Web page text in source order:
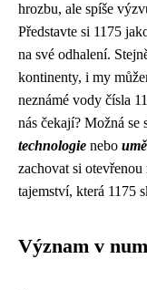
hrozbu, ale spíše
Představte si 1175
na své odhalení.
kontinenty, i my
neznámé vody čísla
nás čekají? Možná se
technologie nebo
zachovat si
tajemství, která 1175
Význam v